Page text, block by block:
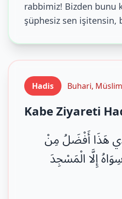
rabbimiz! Bizden bunu
şüphesiz sen işitensin,
Hadis Buhari, Müslim
Kabe Ziyareti
هَذَا أَفْضَلُ مِنْ
إِلَّا الْمَسْجِدَ